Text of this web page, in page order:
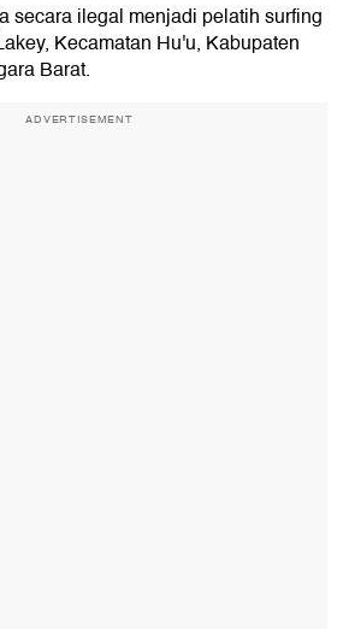
secara ilegal menjadi pelatih surfing
Kecamatan Hu'u, Kabupaten
Barat.
ADVERTISEMENT